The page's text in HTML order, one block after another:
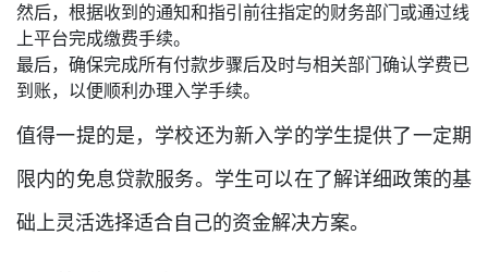
然后，根据收到的通知和指引前往指定的财务部门或通过线
上平台完成缴费手续。
最后，确保完成所有付款步骤后及时与相关部门确认学费已
到账，以便顺利办理入学手续。
值得一提的是，学校还为新入学的学生提供了一定期
限内的免息贷款服务。学生可以在了解详细政策的基
础上灵活选择适合自己的资金解决方案。